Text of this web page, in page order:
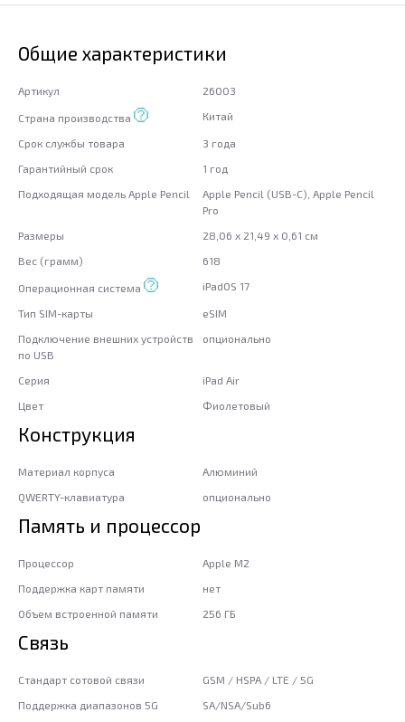
Общие характеристики
Артикул 26003
Страна производства Китай
Срок службы товара
3 года
Гарантийный срок
1 год
Подходящая модель Apple Pencil
Apple Pencil (USB-C), Apple Pencil
Pro
Размеры
28,06 x 21,49 x 0,61 см
Вес (грамм)
618
Операционная система iPadOS 17
Тип SIM-карты
eSIM
Подключение внешних устройств
по USB
опционально
Серия
iPad Air
Цвет
Фиолетовый
Конструкция
Материал корпуса
Алюминий
QWERTY-клавиатура
опционально
Память и процессор
Процессор
Apple M2
Поддержка карт памяти
нет
Объем встроенной памяти
256 ГБ
Связь
Стандарт сотовой связи
GSM / HSPA / LTE / 5G
Поддержка диапазонов 5G
SA/NSA/Sub6